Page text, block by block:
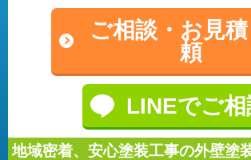
ご相談・ お見
頼
LINEでご相
地域密着、安心塗装工事の外壁塗